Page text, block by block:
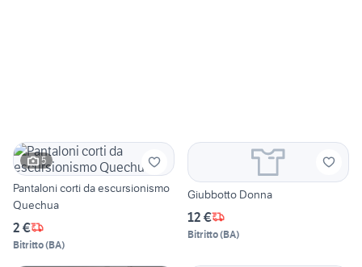
5
Pantaloni corti da escursionismo
Quechua
2 €
Bitritto(BA)
Giubbotto Donna
12 €
Bitritto(BA)